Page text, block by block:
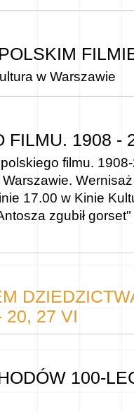
w Warszawie
FILMU. 1908 -
filmu.
17.00 w Kinie
zgubił
20, 27 VI
100-